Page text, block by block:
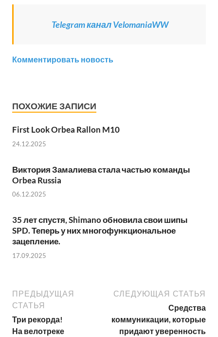
Telegram канал VelomaniaWW
Комментировать новость
ПОХОЖИЕ ЗАПИСИ
First Look Orbea Rallon M10
24.12.2025
Виктория Замалиева стала частью команды
Orbea Russia
06.12.2025
35 лет спустя, Shimano обновила свои шипы
SPD. Теперь у них многофункциональное
зацепление.
17.09.2025
ПРЕДЫДУЩАЯ
СТАТЬЯ
Три рекорда!
На велотреке
СЛЕДУЮЩАЯ СТАТЬЯ
Средства
коммуникации, которые
придают уверенность